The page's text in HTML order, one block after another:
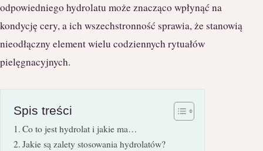
odpowiedniego hydrolatu może znacząco wpłynąć na
kondycję cery, a ich wszechstronność sprawia, że stanowią
nieodłączny element wielu codziennych rytuałów
pielęgnacyjnych.
Spis treści
Co to jest hydrolat i jakie ma…
Jakie są zalety stosowania hydrolatów?